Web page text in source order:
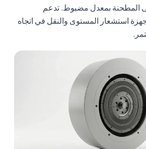
المطحنة بمعدل مضبوط. تدعم
أجهزة استشعار المستوى والنقل في اتجاه